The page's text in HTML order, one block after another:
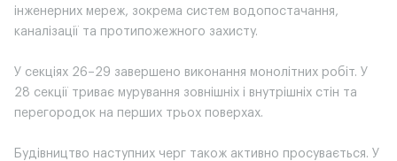
інженерних мереж, зокрема систем водопостачання,
каналізації та протипожежного захисту.
У секціях 26–29 завершено виконання монолітних робіт. У
28 секції триває мурування зовнішніх і внутрішніх стін та
перегородок на перших трьох поверхах.
Будівництво наступних черг також активно просувається. У